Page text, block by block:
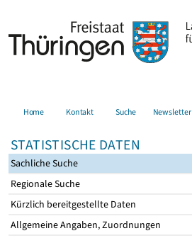
Home Kontakt Suche Newsletter
STATISTISCHE DATEN
Sachliche Suche
Regionale Suche
Kürzlich bereitgestellte Daten
Allgemeine Angaben, Zuordnungen